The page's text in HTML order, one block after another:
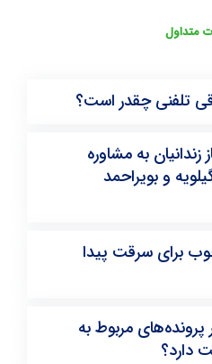
متداول
تلفنی چقدر است؟
به مشاوره
و بویراحمد
برای سرقت پیدا
مربوط به
دارد؟